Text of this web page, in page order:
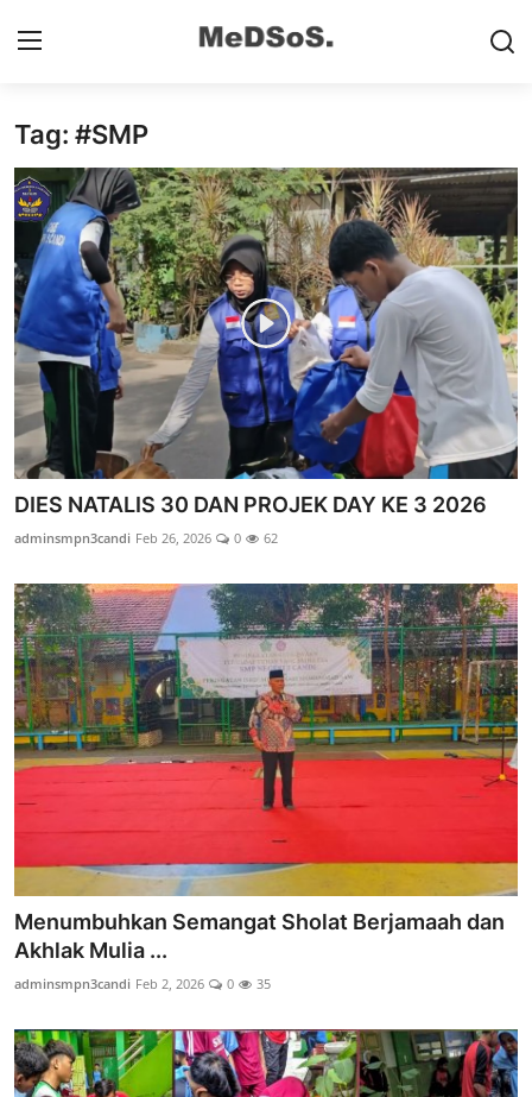
Home
Contact
SMP
SD
Video SMP
Video SD
Galeri Dispendikbud Sidoarjo
Gallery
Tag: #SMP
DIES NATALIS 30 DAN PROJEK DAY KE 3 2026
adminsmpn3candi Feb 26, 2026 0 62
Menumbuhkan Semangat Sholat Berjamaah dan
Akhlak Mulia ...
adminsmpn3candi Feb 2, 2026 0 35